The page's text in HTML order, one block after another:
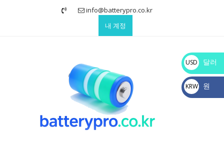
info@batterypro.co.kr
내 계정
USD
$
달러
KRW
₩
원